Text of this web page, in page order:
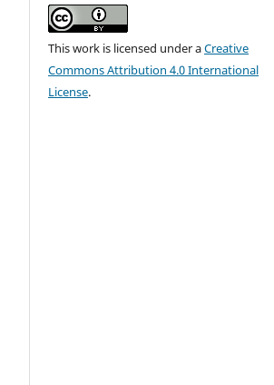
This work is licensed under aCreative
Commons Attribution 4.0 International
License.